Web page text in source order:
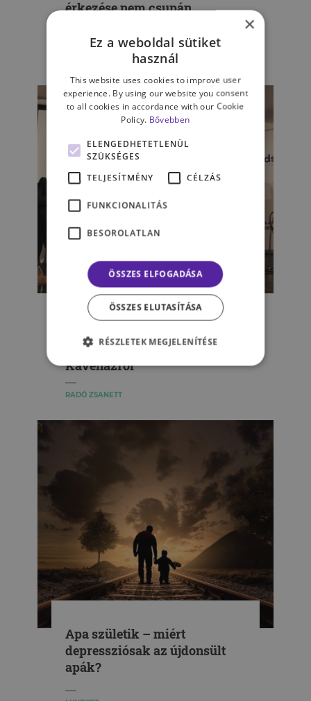
érkezése nem csupán
TROMBITÁSNÉ MITERLI
„Egy gyerekszülés 200 óra
önismereti vagy terápiás
munkával ér fel” – tudósítás a
debreceni Pszicho-
Kávéházról
RADÓ ZSANETT
Apa születik – miért
depressziósak az újdonsült
apák?
×
Ez a weboldal sütiket
használ
This website uses cookies to improve user
experience. By using our website you consent
to all cookies in accordance with our Cookie
Policy. Bővebben
ELENGEDHETETLENÜL
SZÜKSÉGES
TELJESÍTMÉNY
CÉLZÁS
FUNKCIONALITÁS
BESOROLATLAN
ÖSSZES ELFOGADÁSA
ÖSSZES ELUTASÍTÁSA
RÉSZLETEK MEGJELENÍTÉSE